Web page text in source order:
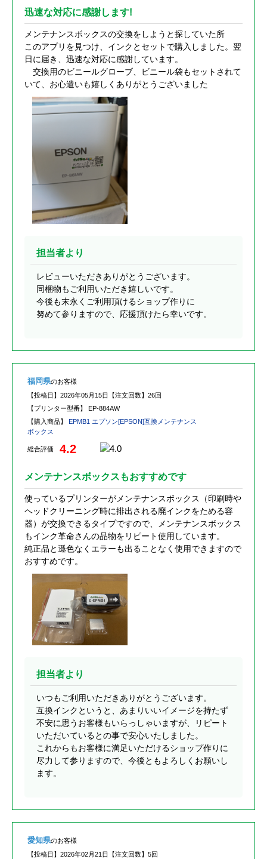
迅速な対応に感謝します!
メンテナンスボックスの交換をしようと探していた所
このアプリを見つけ、インクとセットで購入しました。翌
日に届き、迅速な対応に感謝しています。
交換用のビニールグローブ、ビニール袋もセットされて
いて、お心遣いも嬉しくありがとうございました
担当者より
レビューいただきありがとうございます。
同梱物もご利用いただき嬉しいです。
今後も末永くご利用頂けるショップ作りに
努めて参りますので、応援頂けたら幸いです。
福岡県のお客様
【投稿日】 2026年05月15日 【注文回数】 26回
【プリンター型番】 EP-884AW
【購入商品】 EPMB1 エプソン[EPSON]互換メンテナンス
ボックス
総合評価 4.2
メンテナンスボックスもおすすめです
使っているプリンターがメンテナンスボックス（印刷時や
ヘッドクリーニング時に排出される廃インクをためる容
器）が交換できるタイプですので、メンテナンスボックス
もインク革命さんの品物をリピート使用しています。
純正品と遜色なくエラーも出ることなく使用できますので
おすすめです。
担当者より
いつもご利用いただきありがとうございます。
互換インクというと、あまりいいイメージを持たず
不安に思うお客様もいらっしゃいますが、リピート
いただいているとの事で安心いたしました。
これからもお客様に満足いただけるショップ作りに
尽力して参りますので、今後ともよろしくお願いし
ます。
愛知県のお客様
【投稿日】 2026年02月21日 【注文回数】 5回